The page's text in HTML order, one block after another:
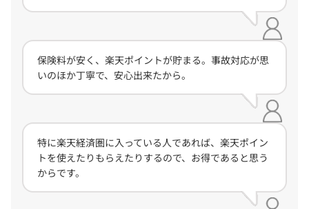
詳細にお見積りする
保険料が安く、楽天ポイントが貯まる。事故対応が思
いのほか丁寧で、安心出来たから。
特に楽天経済圏に入っている人であれば、楽天ポイン
トを使えたりもらえたりするので、お得であると思う
からです。